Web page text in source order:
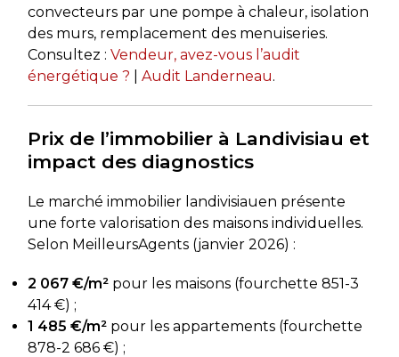
convecteurs par une pompe à chaleur, isolation
des murs, remplacement des menuiseries.
Consultez : Vendeur, avez-vous l’audit
énergétique ?
Audit Landerneau.
Prix de l’immobilier à Landivisiau et
impact des diagnostics
Le marché immobilier landivisiauen présente
une forte valorisation des maisons individuelles.
Selon MeilleursAgents (janvier 2026) :
2 067 €/m²pour les maisons (fourchette 851-3
414 €) ;
1 485 €/m²pour les appartements (fourchette
878-2 686 €) ;